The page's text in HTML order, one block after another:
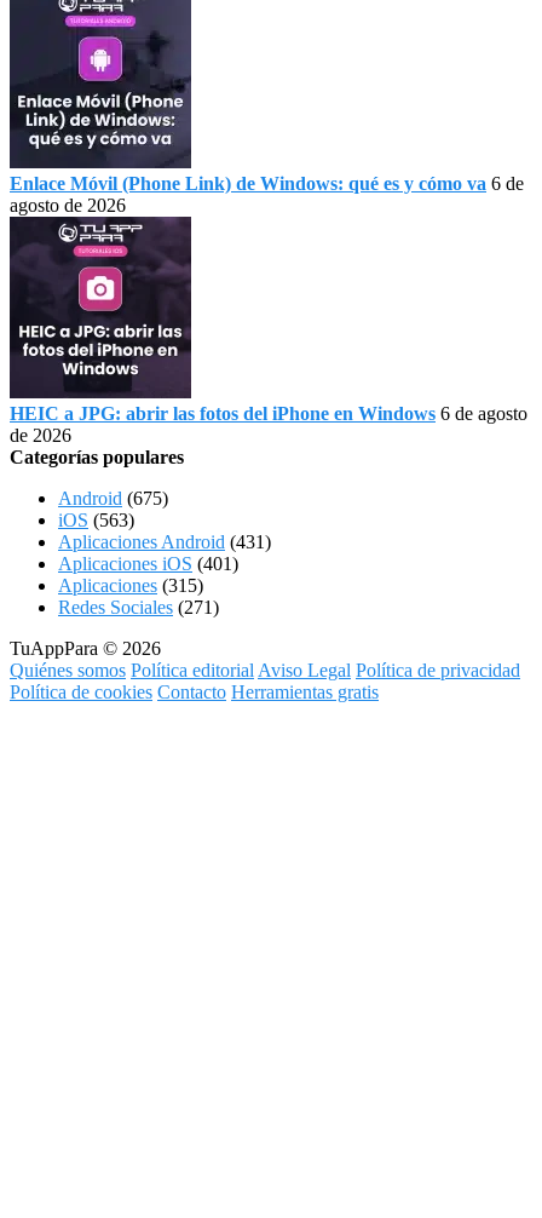
Enlace Móvil (Phone Link) de Windows: qué es y cómo va 6 de
agosto de 2026
HEIC a JPG: abrir las fotos del iPhone en Windows 6 de agosto
de 2026
Categorías populares
Android (675)
iOS (563)
Aplicaciones Android (431)
Aplicaciones iOS (401)
Aplicaciones (315)
Redes Sociales (271)
TuAppPara © 2026
Quiénes somos Política editorial Aviso Legal Política de privacidad
Política de cookies Contacto Herramientas gratis